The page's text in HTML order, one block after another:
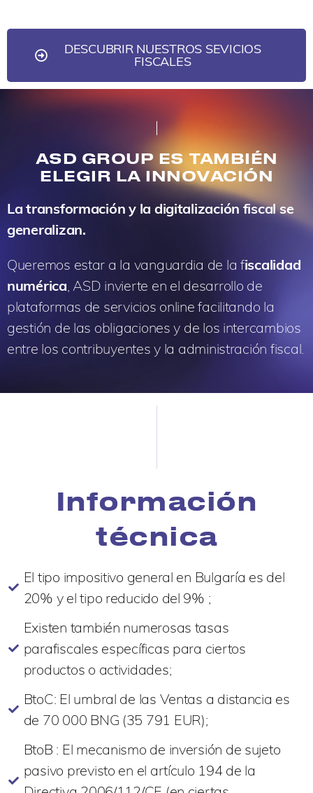
DESCUBRIR NUESTROS SEVICIOS
FISCALES
ASD GROUP ES TAMBIÉN
ELEGIR LA INNOVACIÓN
La transformación y la digitalización fiscal se
generalizan.
Queremos estar a la vanguardia de la fiscalidad
numérica , ASD invierte en el desarrollo de
plataformas de servicios online facilitando la
gestión de las obligaciones y de los intercambios
entre los contribuyentes y la administración fiscal.
Información
técnica
El tipo impositivo general en Bulgaría es del
20% y el tipo reducido del 9% ;
Existen también numerosas tasas
parafiscales específicas para ciertos
productos o actividades;
BtoC: El umbral de las Ventas a distancia es
de 70 000 BNG (35 791 EUR);
BtoB : El mecanismo de inversión de sujeto
pasivo previsto en el artículo 194 de la